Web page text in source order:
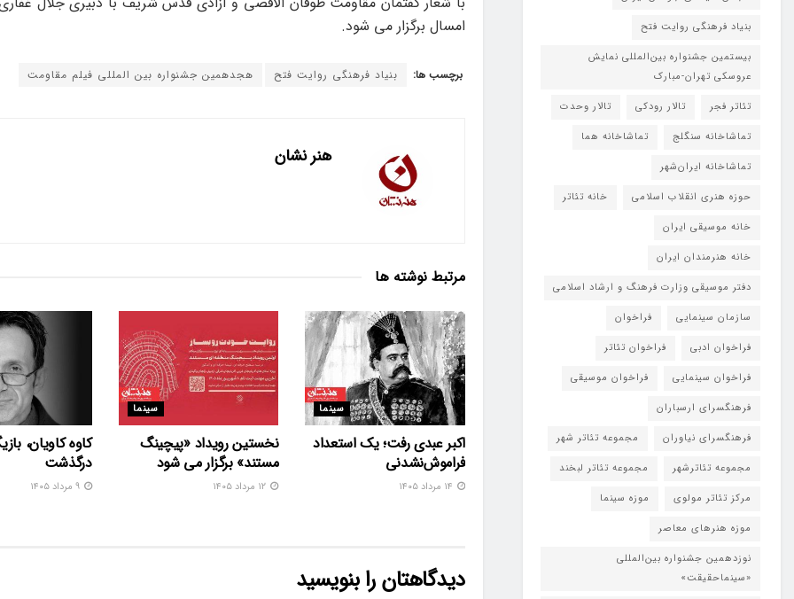
امسال برگزار می شود.
برچسب ها: بنیاد فرهنگی روایت فتح هجدهمین جشنواره بین المللی فیلم مقاومت
هنر نشان
مرتبط نوشته ها
سینما
اکبر عبدی رفت؛ یک استعداد
فراموش‌نشدنی
سینما
نخستین رویداد «پیچینگ
مستند» برگزار می شود
کاوه کاویان،
درگذشت
۹ مرداد ۱۴۰۵
دیدگاهتان را بنویسید
بنیاد فرهنگی روایت فتح
بیستمین جشنواره بین‌المللی نمایش
عروسکی تهران-مبارک
تئاتر فجر
تالار رودکی
تالار وحدت
تماشاخانه سنگلج
تماشاخانه هما
تماشاخانه‌ ایران‌شهر
حوزه هنری انقلاب اسلامی
خانه تئاتر
خانه موسیقی ایران
خانه هنرمندان ایران
دفتر موسیقی وزارت فرهنگ و ارشاد اسلامی
سازمان سینمایی
فراخوان
فراخوان ادبی
فراخوان تئاتر
فراخوان سینمایی
فراخوان موسیقی
فرهنگسرای ارسباران
فرهنگسرای نیاوران
مجموعه تئاتر شهر
مجموعه تئاترشهر
مجموعه تئاتر لبخند
مرکز تئاتر مولوی
موزه سینما
موزه هنرهای معاصر
نوزدهمین جشنواره بین‌المللی
«سینماحقیقت»